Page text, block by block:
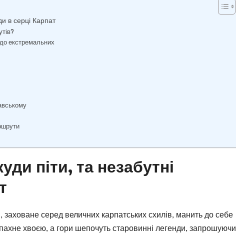
в серці Карпат
екстремальних
піти, та незабутні
заховане серед величних карпатських схилів, манить до себе
пахне хвоєю, а гори шепочуть старовинні легенди, запрошуючи